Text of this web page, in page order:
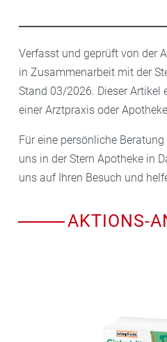
Verfasst und geprüft von der
in Zusammenarbeit mit der
Stand 03/2026. Dieser Artikel
einer Arztpraxis oder
Für eine persönliche
uns in der Stern Apotheke in
uns auf Ihren Besuch und
AKTIONS-